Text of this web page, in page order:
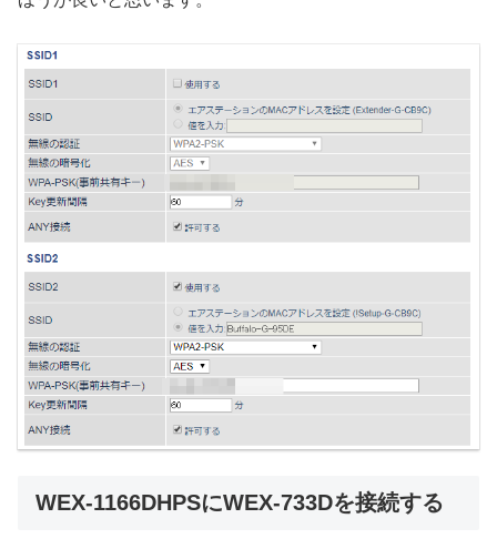
WEX-1166DHPSにWEX-733Dを接続する